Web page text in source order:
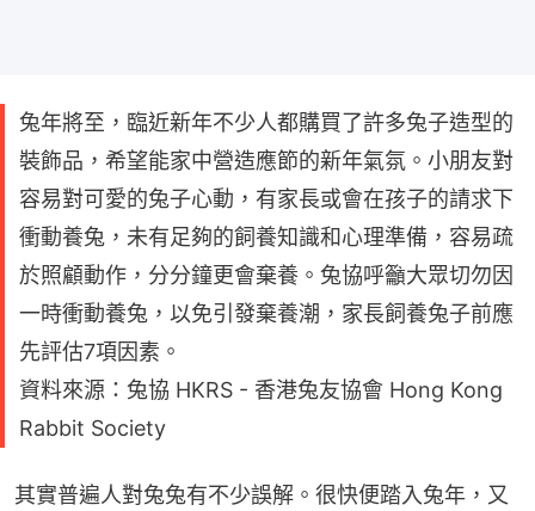
兔年將至，臨近新年不少人都購買了許多兔子造型的
裝飾品，希望能家中營造應節的新年氣氛。小朋友對
容易對可愛的兔子心動，有家長或會在孩子的請求下
衝動養兔，未有足夠的飼養知識和心理準備，容易疏
於照顧動作，分分鐘更會棄養。兔協呼籲大眾切勿因
一時衝動養兔，以免引發棄養潮，家長飼養兔子前應
先評估7項因素。
資料來源：兔協 HKRS - 香港兔友協會 Hong Kong
Rabbit Society
其實普遍人對兔兔有不少誤解。很快便踏入兔年，又